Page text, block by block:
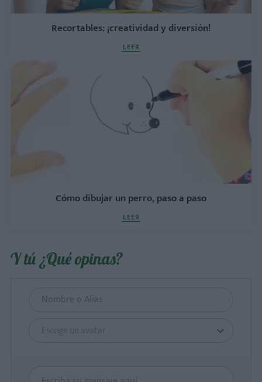
Recortables: ¡creatividad y diversión!
LEER
Cómo dibujar un perro, paso a paso
LEER
Y tú ¿Qué opinas?
Escoge un avatar